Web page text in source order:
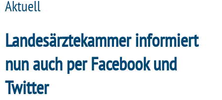
Aktuell
Landesärztekammer informiert
nun auch per Facebook und
Twitter